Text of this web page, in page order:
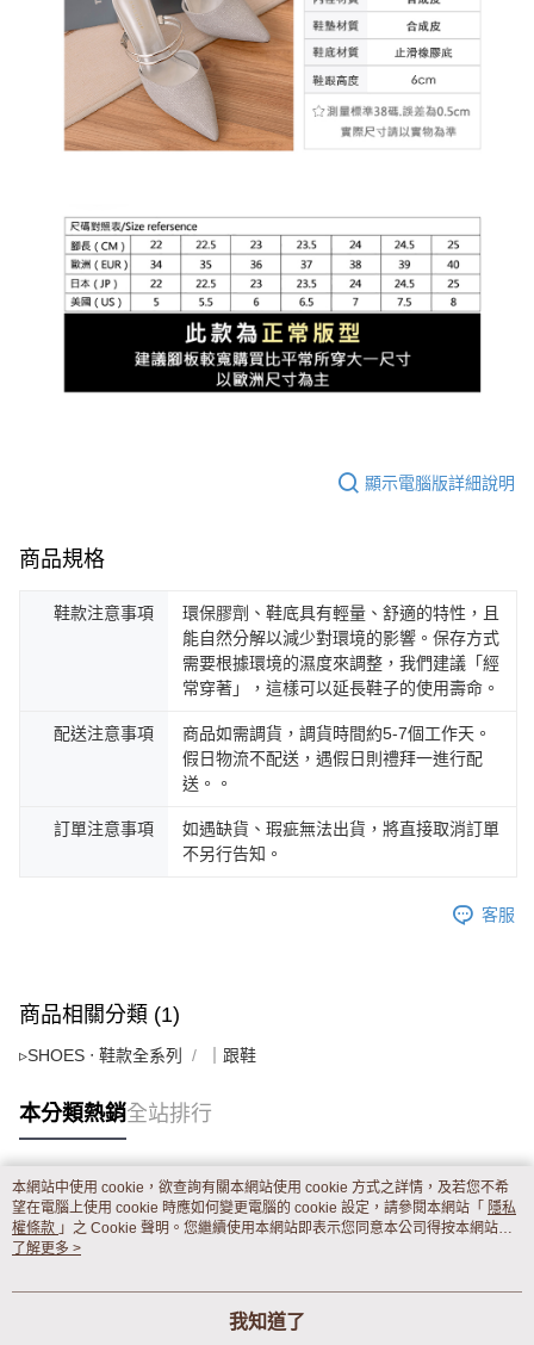
顯示電腦版詳細說明
商品規格
鞋款注意事項
環保膠劑、鞋底具有輕量、舒適的特性，且
能自然分解以減少對環境的影響。保存方式
需要根據環境的濕度來調整，我們建議「經
常穿著」，這樣可以延長鞋子的使用壽命。
配送注意事項
商品如需調貨，調貨時間約5-7個工作天。
假日物流不配送，遇假日則禮拜一進行配
送。。
訂單注意事項
如遇缺貨、瑕疵無法出貨，將直接取消訂單
不另行告知。
客服
商品相關分類 (1)
▹SHOES ‧ 鞋款全系列 ｜跟鞋
本分類熱銷全站排行
熱門標籤
本網站中使用 cookie，欲查詢有關本網站使用 cookie 方式之詳情，及若您不希
望在電腦上使用 cookie 時應如何變更電腦的 cookie 設定，請參閱本網站「 隱私
權條款 」之 Cookie 聲明。您繼續使用本網站即表示您同意本公司得按本網站使
用條款之 Cookie 聲明使用 cookie。
了解更多 >
我知道了